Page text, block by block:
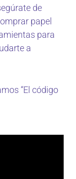
de
papel
para
a
“El código